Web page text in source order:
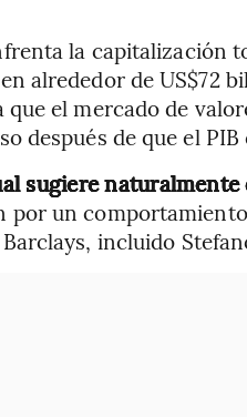
la capitalización
alrededor de US$72
que el mercado de
después de que el
sugiere
por un
incluido